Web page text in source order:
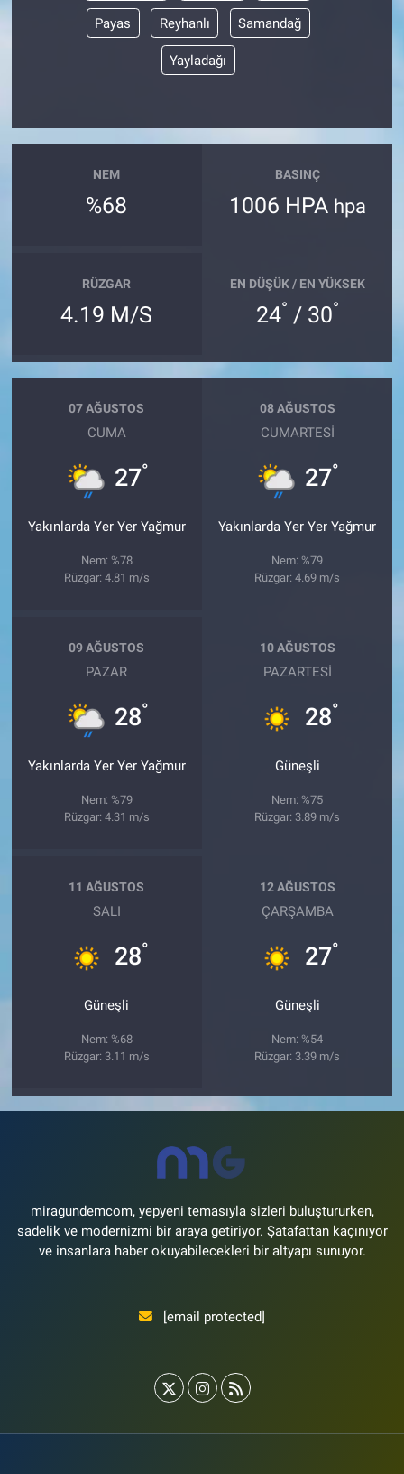
Payas Reyhanlı Samandağ
Yayladağı
NEM
%68
BASINÇ
1006 HPA hpa
RÜZGAR
4.19 M/S
EN DÜŞÜK / EN YÜKSEK
24° / 30°
07 AĞUSTOS
CUMA
27°
Yakınlarda Yer Yer Yağmur
Nem: %78
Rüzgar: 4.81 m/s
08 AĞUSTOS
CUMARTESI
27°
Yakınlarda Yer Yer Yağmur
Nem: %79
Rüzgar: 4.69 m/s
09 AĞUSTOS
PAZAR
28°
Yakınlarda Yer Yer Yağmur
Nem: %79
Rüzgar: 4.31 m/s
10 AĞUSTOS
PAZARTESI
28°
Güneşli
Nem: %75
Rüzgar: 3.89 m/s
11 AĞUSTOS
SALI
28°
Güneşli
Nem: %68
Rüzgar: 3.11 m/s
12 AĞUSTOS
ÇARŞAMBA
27°
Güneşli
Nem: %54
Rüzgar: 3.39 m/s
miragundemcom, yepyeni temasıyla sizleri buluştururken,
sadelik ve modernizmi bir araya getiriyor. Şatafattan kaçınıyor
ve insanlara haber okuyabilecekleri bir altyapı sunuyor.
[email protected]